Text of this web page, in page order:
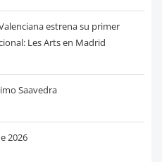
estrena su primer
Les Arts en Madrid
Saavedra
2026